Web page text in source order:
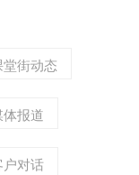
堂街动态
体报道
户对话